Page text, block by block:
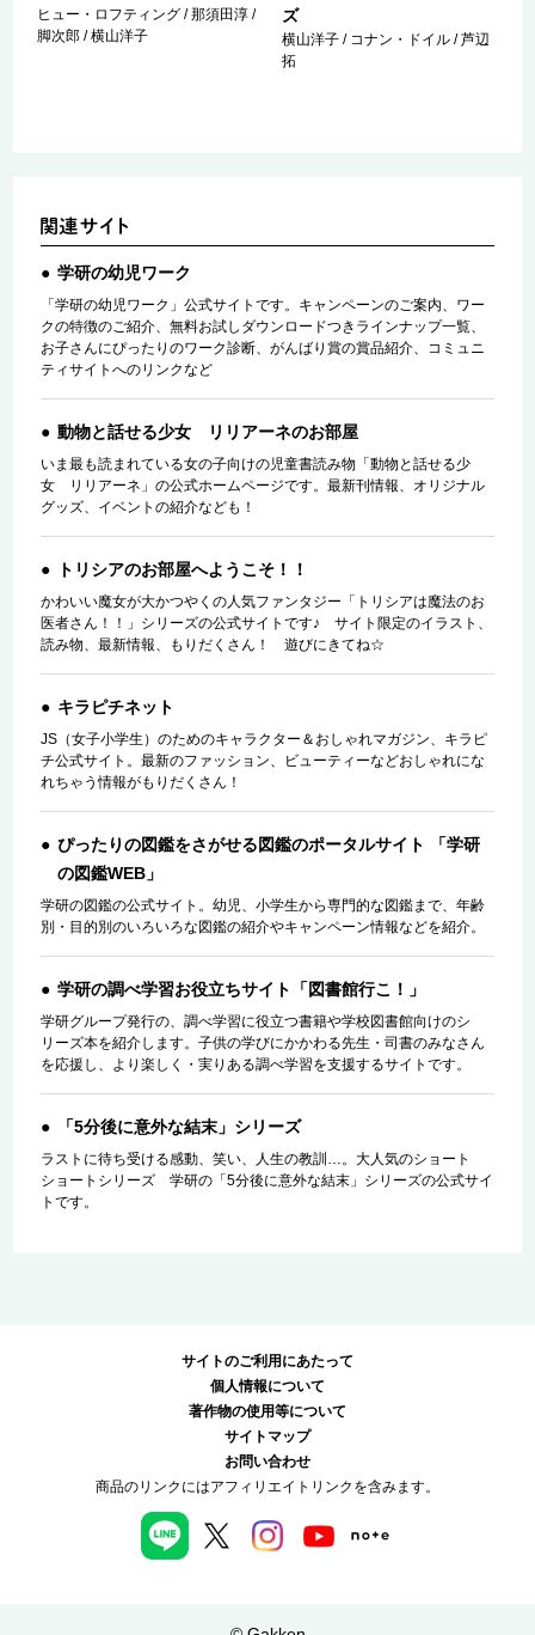
ヒュー・ロフティング / 那須田淳 /
脚次郎 / 横山洋子
ズ
横山洋子 / コナン・ドイル / 芦辺
拓
学研の幼児ワーク
「学研の幼児ワーク」公式サイトです。キャンペーンのご案内、ワー
クの特徴のご紹介、無料お試しダウンロードつきラインナップ一覧、
お子さんにぴったりのワーク診断、がんばり賞の賞品紹介、コミュニ
ティサイトへのリンクなど
動物と話せる少女 リリアーネのお部屋
いま最も読まれている女の子向けの児童書読み物「動物と話せる少
女 リリアーネ」の公式ホームページです。最新刊情報、オリジナル
グッズ、イベントの紹介なども！
トリシアのお部屋へようこそ！！
かわいい魔女が大かつやくの人気ファンタジー「トリシアは魔法のお
医者さん！！」シリーズの公式サイトです♪ サイト限定のイラスト、
読み物、最新情報、もりだくさん！ 遊びにきてね☆
キラピチネット
JS（女子小学生）のためのキャラクター＆おしゃれマガジン、キラピ
チ公式サイト。最新のファッション、ビューティーなどおしゃれにな
れちゃう情報がもりだくさん！
ぴったりの図鑑をさがせる図鑑のポータルサイト 「学研
の図鑑WEB」
学研の図鑑の公式サイト。幼児、小学生から専門的な図鑑まで、年齢
別・目的別のいろいろな図鑑の紹介やキャンペーン情報などを紹介。
学研の調べ学習お役立ちサイト「図書館行こ！」
学研グループ発行の、調べ学習に役立つ書籍や学校図書館向けのシ
リーズ本を紹介します。子供の学びにかかわる先生・司書のみなさん
を応援し、より楽しく・実りある調べ学習を支援するサイトです。
「5分後に意外な結末」シリーズ
ラストに待ち受ける感動、笑い、人生の教訓…。大人気のショート
ショートシリーズ 学研の「5分後に意外な結末」シリーズの公式サイ
トです。
サイトのご利用にあたって
個人情報について
著作物の使用等について
サイトマップ
お問い合わせ
商品のリンクにはアフィリエイトリンクを含みます。